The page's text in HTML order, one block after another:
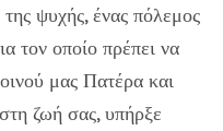
ψυχής, ένας πόλεμος
τον οποίο πρέπει να
μας Πατέρα και
ζωή σας, υπήρξε